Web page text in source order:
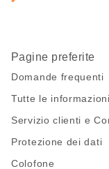
Pagine preferite
Domande frequenti
Tutte le
Servizio clienti e
Protezione dei dati
Colofone